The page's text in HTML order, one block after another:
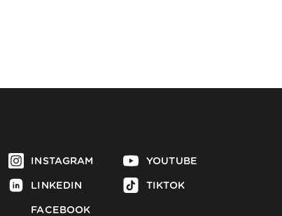
INSTAGRAM
LINKEDIN
FACEBOOK
YOUTUBE
TIKTOK